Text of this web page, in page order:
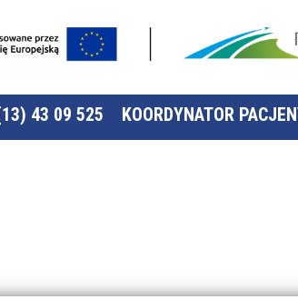
43 09 525 KOORDYNATOR
Ośrodek